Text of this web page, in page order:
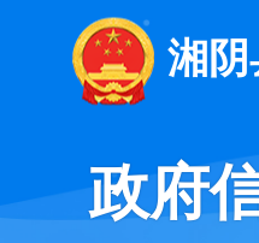
湘
政府